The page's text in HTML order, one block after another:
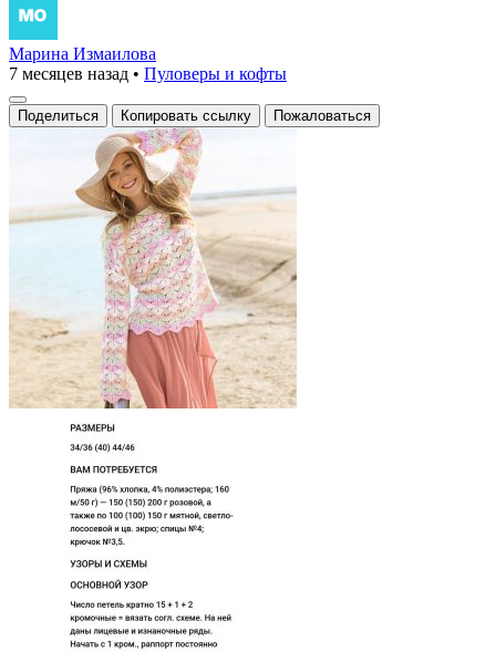
Марина Измаилова
7 месяцев назад • Пуловеры и кофты
Поделиться Копировать ссылку Пожаловаться